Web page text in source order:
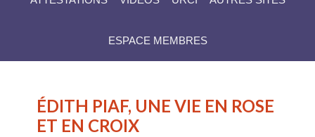
ESPACE MEMBRES
ÉDITH PIAF, UNE VIE EN ROSE
ET EN CROIX